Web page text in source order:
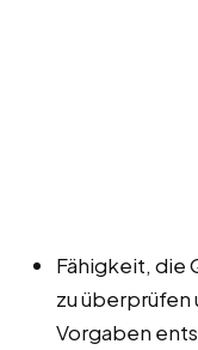
Fähigkeit, die
zu überprüfen
Vorgaben